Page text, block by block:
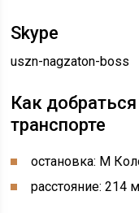
Skype
uszn-nagzaton-boss
Как
транспорте
остановка: М
расстояние: 214